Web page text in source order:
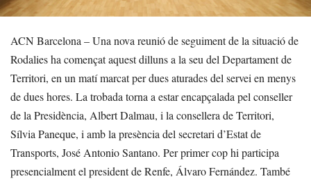
ACN Barcelona – Una nova reunió de seguiment de la situació de
Rodalies ha començat aquest dilluns a la seu del Departament de
Territori, en un matí marcat per dues aturades del servei en menys
de dues hores. La trobada torna a estar encapçalada pel conseller
de la Presidència, Albert Dalmau, i la consellera de Territori,
Sílvia Paneque, i amb la presència del secretari d’Estat de
Transports, José Antonio Santano. Per primer cop hi participa
presencialment el president de Renfe, Álvaro Fernández. També